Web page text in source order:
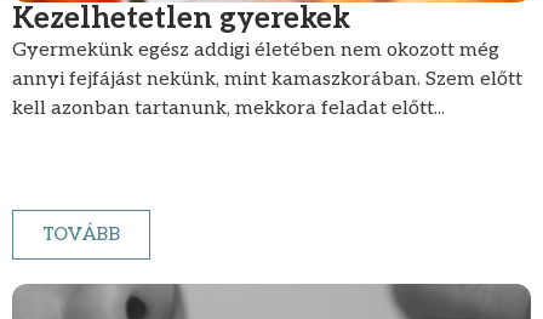
Kezelhetetlen gyerekek
Gyermekünk egész addigi életében nem okozott még
annyi fejfájást nekünk, mint kamaszkorában. Szem előtt
kell azonban tartanunk, mekkora feladat előtt...
TOVÁBB